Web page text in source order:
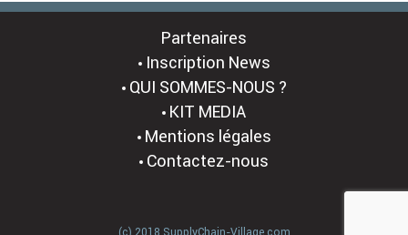
Partenaires
Inscription News
QUI SOMMES-NOUS ?
KIT MEDIA
Mentions légales
Contactez-nous
(c) 2018 SupplyChain-Village.com